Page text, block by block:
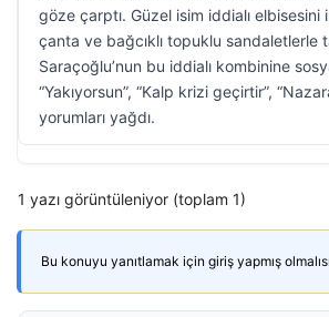
göze çarptı. Güzel isim iddialı elbisesini
çanta ve bağcıklı topuklu sandaletlerle
Saraçoğlu’nun bu iddialı kombinine
“Yakıyorsun”, “Kalp krizi geçirtir”,
yorumları yağdı.
1 yazı görüntüleniyor (toplam 1)
Bu konuyu yanıtlamak için giriş yapmış